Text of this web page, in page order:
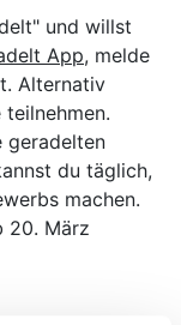
und willst
App, melde
Alternativ
geradelten
du täglich,
machen.
20. März